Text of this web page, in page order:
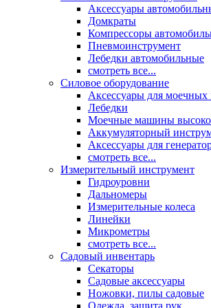
Аксессуары
Домкраты
Компрессоры
Пневмоинструмент
Лебедки автомобильные
смотреть все...
Силовое оборудование
Аксессуары для
Лебедки
Моечные машины
Аккумуляторный
Аксессуары для
смотреть все...
Измерительный инструмент
Гидроуровни
Дальномеры
Измерительные колеса
Линейки
Микрометры
смотреть все...
Садовый инвентарь
Секаторы
Садовые аксессуары
Ножовки, пилы садовые
Одежда, защита рук